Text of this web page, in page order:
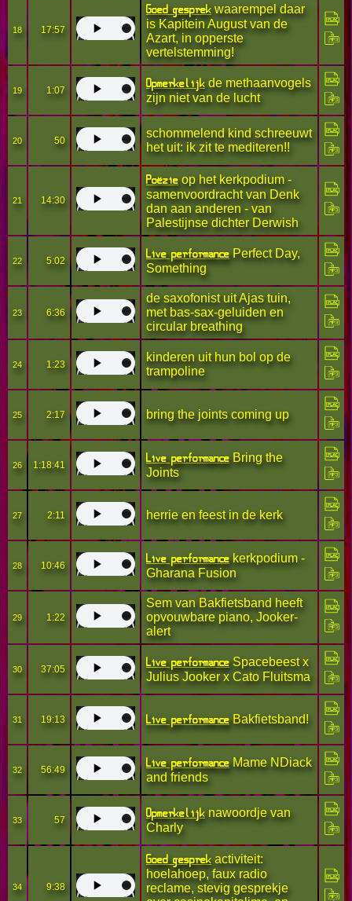
18 17:57
Goed gesprek waarempel daar
is Kapitein August van de
Azart, in opperste
vertelstemming!
19 1:07 Opmerkelijk de methaanvogels
zijn niet van de lucht
20 50
schommelend kind schreeuwt
het uit: ik zit te mediteren!!
21 14:30
Poëzieop het kerkpodium -
samenvoordracht van Denk
dan aan anderen - van
Palestijnse dichter Derwish
22 5:02 Live performancePerfect Day,
Something
23 6:36
de saxofonist uit Ajas tuin,
met bas-sax-geluiden en
circular breathing
24 1:23
kinderen uit hun bol op de
trampoline
25 2:17 bring the joints coming up
26 1:18:41 Live performanceBring the
Joints
27 2:11 herrie en feest in de kerk
28 10:46 Live performancekerkpodium -
Gharana Fusion
29 1:22
Sem van Bakfietsband heeft
opvouwbare piano, Jooker-
alert
30 37:05 Live performanceSpacebeest x
Julius Jooker x Cato Fluitsma
31 19:13 Live performanceBakfietsband!
32 56:49 Live performanceMame NDiack
and friends
33 57 Opmerkelijk nawoordje van
Charly
34 9:38
Goed gesprek activiteit:
hoelahoep, faux radio
reclame, stevig gesprekje